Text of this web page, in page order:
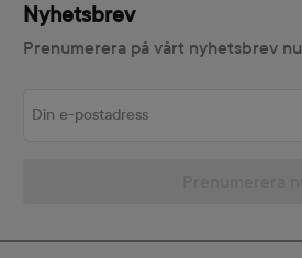
Nyhetsbrev
Prenumerera på vårt nyhetsbrev nu